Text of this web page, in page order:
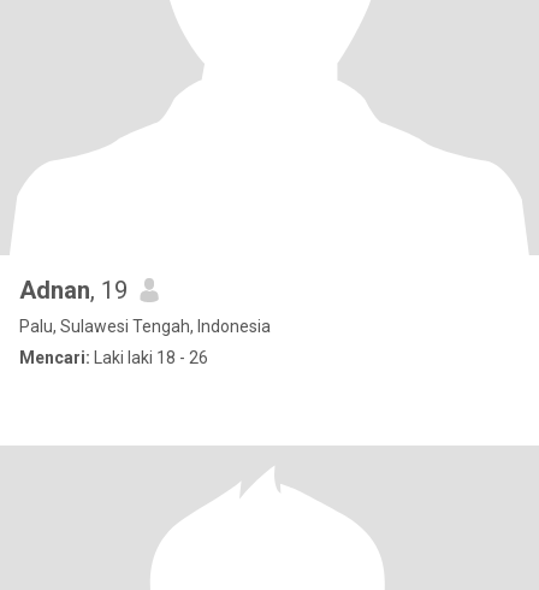
Adnan, 19
Palu, Sulawesi Tengah, Indonesia
Mencari: Laki laki 18 - 26